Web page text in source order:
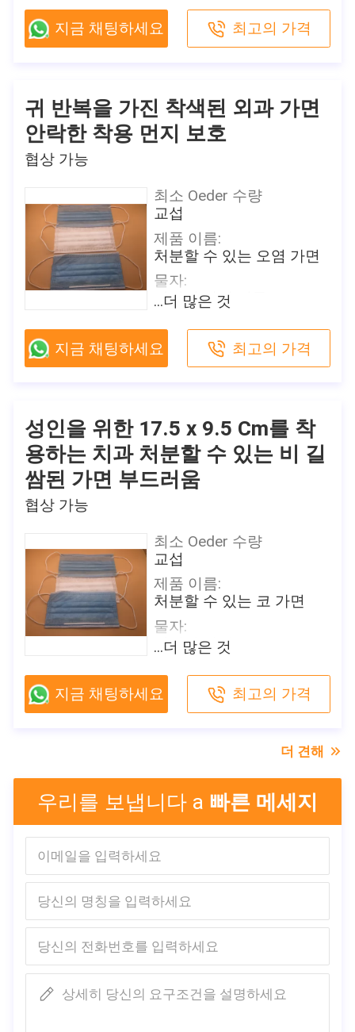
포장 세부 사항
50 PC/상자, 24는 비닐 봉
투에서, 각 조각 개인적으
2-7 일 (를 포함하여 휴일)
지불 조건
일 당 500,000
이 제품에 관심이 있습니까?
판매자로부터 최근 값을 얻으세
요
접촉 판매자
파란
크기:
방어
여과 효율성:
B.F.E≥ 95/99% PFE ≥ 99%
중국
브랜드 이름
Shanghai Shark Medical
Supplies
인증
CE,FDA,TEST REPORT
방호마스크
포장 세부 사항
배달 시간
2-7 일 (를 포함하여 휴일)
지불 조건
일 당 500,000
이 제품에 관심이 있습니까?
판매자로부터 최근 값을 얻으세
요
접촉 판매자
지금 채팅하세요 최고의 가격
귀 반복을 가진 착색된 외과 가면
안락한 착용 먼지 보호
협상 가능
최소 Oeder 수량
교섭
제품 이름:
처분할 수 있는 오염 가면
물자:
짠것이 아닌 직물
백색 청록색 분홍색 황색
크기:
방어
여과 효율성:
B.F.E≥ 95/99% PFE ≥ 99%
원래 장소
브랜드 이름
Shanghai Shark Medical
Supplies
인증
CE,FDA,TEST REPORT
모델 번호
방호마스크
포장 세부 사항
50 PC/상자, 24는 비닐 봉
투에서, 각 조각 개인적으
2-7 일 (를 포함하여 휴일)
지불 조건
T/T, Paypal, Venmo
공급 능력
일 당 500,000
이 제품에 관심이 있습니까?
요
...더 많은 것
지금 채팅하세요 최고의 가격
성인을 위한 17.5 x 9.5 Cm를 착
용하는 치과 처분할 수 있는 비 길
쌈된 가면 부드러움
협상 가능
최소 Oeder 수량
교섭
제품 이름:
처분할 수 있는 코 가면
물자:
짠것이 아닌 PP
파란
크기:
여과 효율성:
B.F.E≥ 95/99% PFE ≥ 99%
원래 장소
중국
브랜드 이름
Shanghai Shark Medical
Supplies
인증
CE,FDA,TEST REPORT
방호마스크
...더 많은 것
지금 채팅하세요 최고의 가격
더 견해
우리를 보냅니다 a 빠른 메세지
상세히 당신의 요구조건을 설명하세요